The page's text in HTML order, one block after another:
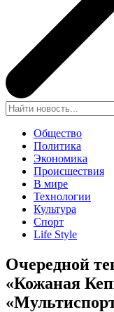
Общество
Политика
Экономика
Происшествия
В мире
Технологии
Культура
Спорт
Life Style
Очередной
«Кожаная